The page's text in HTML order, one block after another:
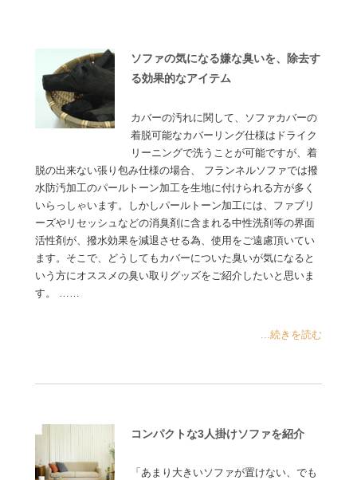
ソファの気になる嫌な臭いを、除去す
る効果的なアイテム
カバーの汚れに関して、ソファカバーの
着脱可能なカバーリング仕様はドライク
リーニングで洗うことが可能ですが、着
脱の出来ない張り包み仕様の場合、 フランネルソファでは撥
水防汚加工のパールトーン加工を生地に付けられる方が多く
いらっしゃいます。しかしパールトーン加工には、ファブリ
ーズやリセッシュなどの消臭剤に含まれる中性洗剤等の界面
活性剤が、撥水効果を減退させる為、使用をご遠慮頂いてい
ます。そこで、どうしてもカバーについた臭いが気になると
いう方にオススメの臭い取りグッズをご紹介したいと思いま
す。 ……
...続きを読む
コンパクトな3人掛けソファを紹介
「あまり大きいソファが置けない、でも